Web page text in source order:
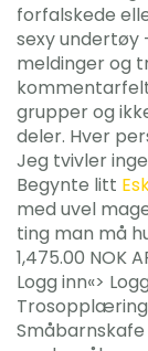
forfalskede
sexy undertøy
meldinger og
grupper og
deler. Hver
Jeg tvivler
Begynte litt
med uvel
ting man må
1,475.00 NOK
Logg inn«>